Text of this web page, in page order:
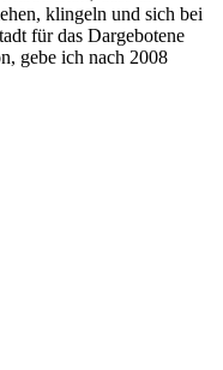
klingeln und sich bei
für das Dargebotene
gebe ich nach 2008